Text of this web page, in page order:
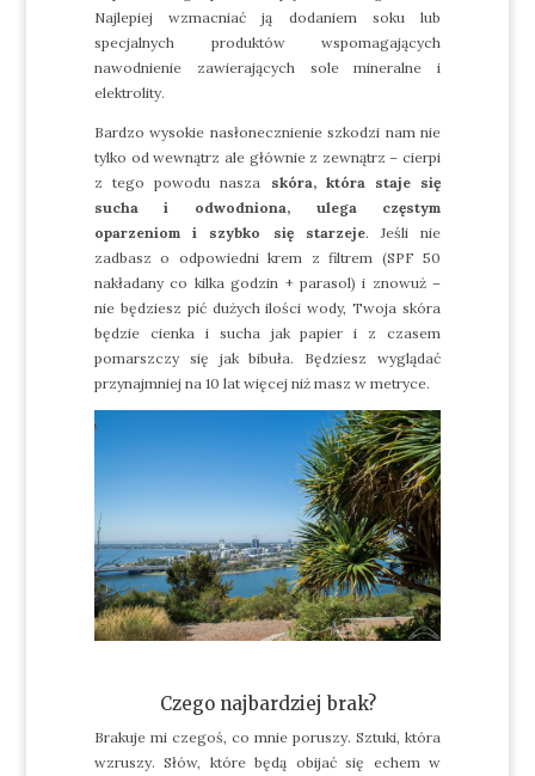
Najlepiej wzmacniać ją dodaniem soku lub
specjalnych produktów wspomagających
nawodnienie zawierających sole mineralne i
elektrolity.
Bardzo wysokie nasłonecznienie szkodzi nam nie
tylko od wewnątrz ale głównie z zewnątrz – cierpi
z tego powodu nasza skóra, która staje się
sucha i odwodniona, ulega częstym
oparzeniom i szybko się starzeje. Jeśli nie
zadbasz o odpowiedni krem z filtrem (SPF 50
nakładany co kilka godzin + parasol) i znowuż –
nie będziesz pić dużych ilości wody, Twoja skóra
będzie cienka i sucha jak papier i z czasem
pomarszczy się jak bibuła. Będziesz wyglądać
przynajmniej na 10 lat więcej niż masz w metryce.
Czego najbardziej brak?
Brakuje mi czegoś, co mnie poruszy. Sztuki, która
wzruszy. Słów, które będą obijać się echem w